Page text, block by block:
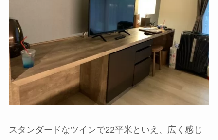
スタンダードなツインで22平米といえ、広く感じ